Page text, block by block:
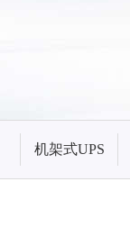
机架式UPS